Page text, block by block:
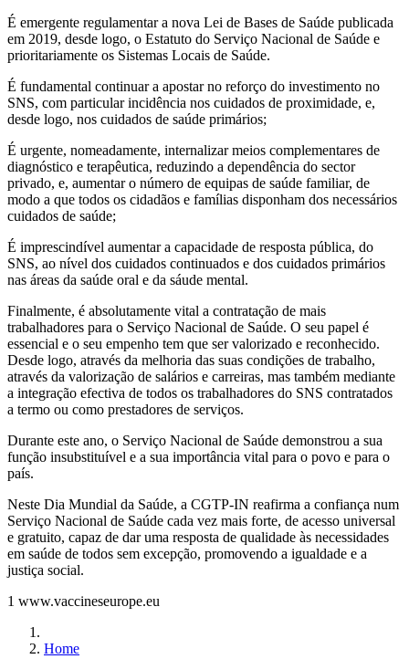
É emergente regulamentar a nova Lei de Bases de Saúde publicada
em 2019, desde logo, o Estatuto do Serviço Nacional de Saúde e
prioritariamente os Sistemas Locais de Saúde.
É fundamental continuar a apostar no reforço do investimento no
SNS, com particular incidência nos cuidados de proximidade, e,
desde logo, nos cuidados de saúde primários;
É urgente, nomeadamente, internalizar meios complementares de
diagnóstico e terapêutica, reduzindo a dependência do sector
privado, e, aumentar o número de equipas de saúde familiar, de
modo a que todos os cidadãos e famílias disponham dos necessários
cuidados de saúde;
É imprescindível aumentar a capacidade de resposta pública, do
SNS, ao nível dos cuidados continuados e dos cuidados primários
nas áreas da saúde oral e da sáude mental.
Finalmente, é absolutamente vital a contratação de mais
trabalhadores para o Serviço Nacional de Saúde. O seu papel é
essencial e o seu empenho tem que ser valorizado e reconhecido.
Desde logo, através da melhoria das suas condições de trabalho,
através da valorização de salários e carreiras, mas também mediante
a integração efectiva de todos os trabalhadores do SNS contratados
a termo ou como prestadores de serviços.
Durante este ano, o Serviço Nacional de Saúde demonstrou a sua
função insubstituível e a sua importância vital para o povo e para o
país.
Neste Dia Mundial da Saúde, a CGTP-IN reafirma a confiança num
Serviço Nacional de Saúde cada vez mais forte, de acesso universal
e gratuito, capaz de dar uma resposta de qualidade às necessidades
em saúde de todos sem excepção, promovendo a igualdade e a
justiça social.
1 www.vaccineseurope.eu
Home